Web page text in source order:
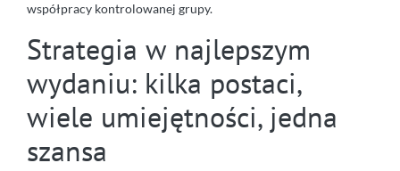
współpracy kontrolowanej grupy.
Strategia w najlepszym
wydaniu: kilka postaci,
wiele umiejętności, jedna
szansa